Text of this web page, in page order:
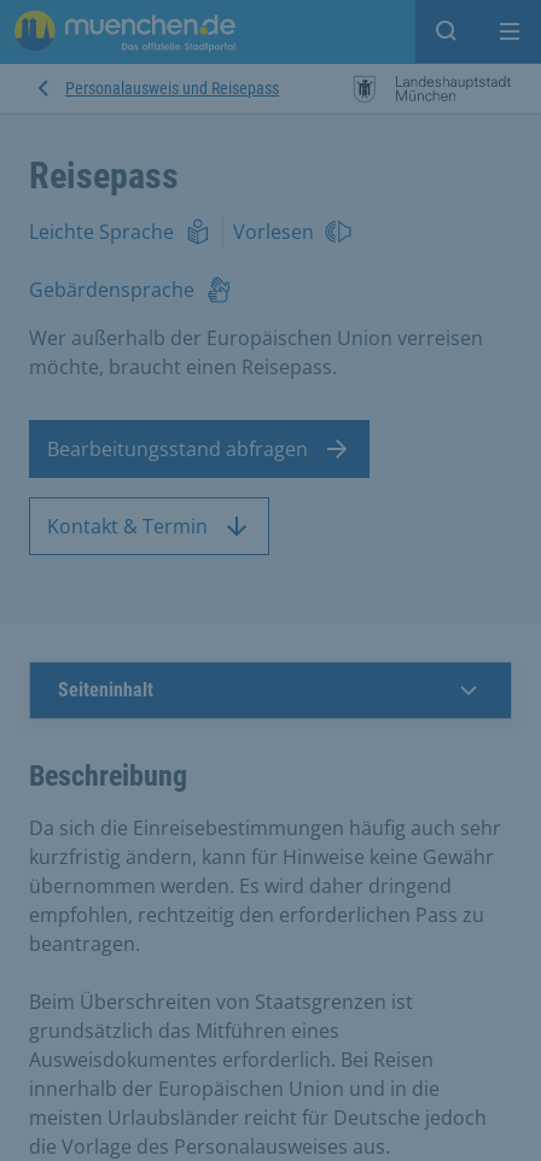
Suche
Personalausweis und Reisepass
Reisepass
Leichte Sprache Vorlesen
Gebärdensprache
Wer außerhalb der Europäischen Union verreisen
möchte, braucht einen Reisepass.
Bearbeitungsstand abfragen
Kontakt & Termin
Seiteninhalt
Beschreibung
Da sich die Einreisebestimmungen häufig auch sehr
kurzfristig ändern, kann für Hinweise keine Gewähr
übernommen werden. Es wird daher dringend
empfohlen, rechtzeitig den erforderlichen Pass zu
beantragen.
Beim Überschreiten von Staatsgrenzen ist
grundsätzlich das Mitführen eines
Ausweisdokumentes erforderlich. Bei Reisen
innerhalb der Europäischen Union und in die
meisten Urlaubsländer reicht für Deutsche jedoch
die Vorlage des Personalausweises aus.